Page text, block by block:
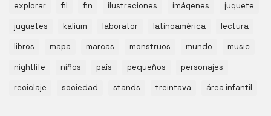
explorar
fil fin ilustraciones imágenes
juguete
juguetes
kalium laborator latinoamérica
lectura
libros
mapa marcas monstruos mundo
music
nightlife
niños país pequeños
personajes
reciclaje
sociedad stands treintava área infantil